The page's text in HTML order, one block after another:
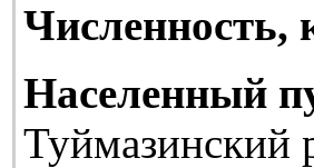
Численность,
Населенный
Туймазинский